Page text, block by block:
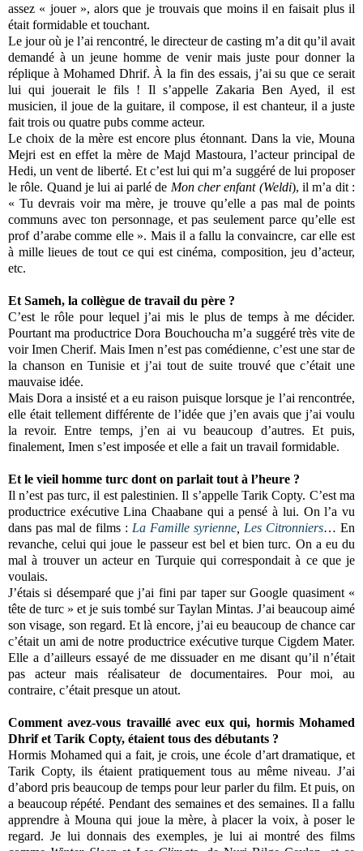
assez « jouer », alors que je trouvais que moins il en faisait plus il
était formidable et touchant.
Le jour où je l’ai rencontré, le directeur de casting m’a dit qu’il avait
demandé à un jeune homme de venir mais juste pour donner la
réplique à Mohamed Dhrif. À la fin des essais, j’ai su que ce serait
lui qui jouerait le fils ! Il s’appelle Zakaria Ben Ayed, il est
musicien, il joue de la guitare, il compose, il est chanteur, il a juste
fait trois ou quatre pubs comme acteur.
Le choix de la mère est encore plus étonnant. Dans la vie, Mouna
Mejri est en effet la mère de Majd Mastoura, l’acteur principal de
Hedi, un vent de liberté. Et c’est lui qui m’a suggéré de lui proposer
le rôle. Quand je lui ai parlé de Mon cher enfant (Weldi), il m’a dit :
« Tu devrais voir ma mère, je trouve qu’elle a pas mal de points
communs avec ton personnage, et pas seulement parce qu’elle est
prof d’arabe comme elle ». Mais il a fallu la convaincre, car elle est
à mille lieues de tout ce qui est cinéma, composition, jeu d’acteur,
etc.
Et Sameh, la collègue de travail du père ?
C’est le rôle pour lequel j’ai mis le plus de temps à me décider.
Pourtant ma productrice Dora Bouchoucha m’a suggéré très vite de
voir Imen Cherif. Mais Imen n’est pas comédienne, c’est une star de
la chanson en Tunisie et j’ai tout de suite trouvé que c’était une
mauvaise idée.
Mais Dora a insisté et a eu raison puisque lorsque je l’ai rencontrée,
elle était tellement différente de l’idée que j’en avais que j’ai voulu
la revoir. Entre temps, j’en ai vu beaucoup d’autres. Et puis,
finalement, Imen s’est imposée et elle a fait un travail formidable.
Et le vieil homme turc dont on parlait tout à l’heure ?
Il n’est pas turc, il est palestinien. Il s’appelle Tarik Copty. C’est ma
productrice exécutive Lina Chaabane qui a pensé à lui. On l’a vu
dans pas mal de films : La Famille syrienne Les Citronniers… En
revanche, celui qui joue le passeur est bel et bien turc. On a eu du
mal à trouver un acteur en Turquie qui correspondait à ce que je
voulais.
J’étais si désemparé que j’ai fini par taper sur Google quasiment «
tête de turc » et je suis tombé sur Taylan Mintas. J’ai beaucoup aimé
son visage, son regard. Et là encore, j’ai eu beaucoup de chance car
c’était un ami de notre productrice exécutive turque Cigdem Mater.
Elle a d’ailleurs essayé de me dissuader en me disant qu’il n’était
pas acteur mais réalisateur de documentaires. Pour moi, au
contraire, c’était presque un atout.
Comment avez-vous travaillé avec eux qui, hormis Mohamed
Dhrif et Tarik Copty, étaient tous des débutants ?
Hormis Mohamed qui a fait, je crois, une école d’art dramatique, et
Tarik Copty, ils étaient pratiquement tous au même niveau. J’ai
d’abord pris beaucoup de temps pour leur parler du film. Et puis, on
a beaucoup répété. Pendant des semaines et des semaines. Il a fallu
apprendre à Mouna qui joue la mère, à placer la voix, à poser le
regard. Je lui donnais des exemples, je lui ai montré des films